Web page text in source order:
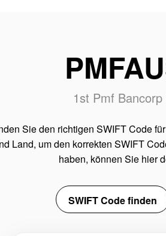
1st Pmf
Sie den richtigen SWIFT Code
Land, um den korrekten SWIFT
haben, können Sie hier
SWIFT Code finden